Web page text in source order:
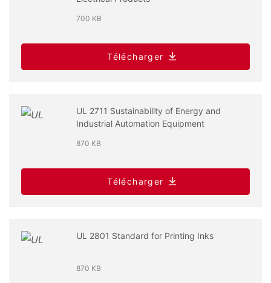
700 KB
Télécharger
UL 2711 Sustainability of Energy and
Industrial Automation Equipment
870 KB
Télécharger
UL 2801 Standard for Printing Inks
870 KB